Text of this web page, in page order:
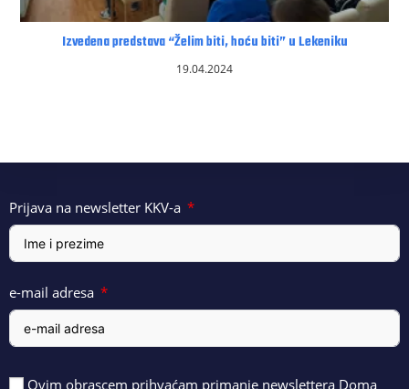
Izvedena predstava “Želim biti, hoću biti” u Lekeniku
19.04.2024
Prijava na newsletter KKV-a
e-mail adresa
Ovim obrascem prihvaćam primanje newslettera Doma